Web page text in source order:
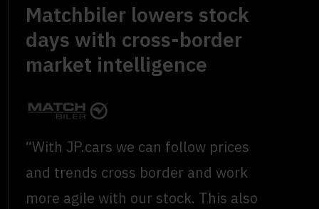
Matchbiler lowers stock
days with cross-border
market intelligence
“With JP.cars we can follow prices
and trends cross border and work
more agile with our stock. This also